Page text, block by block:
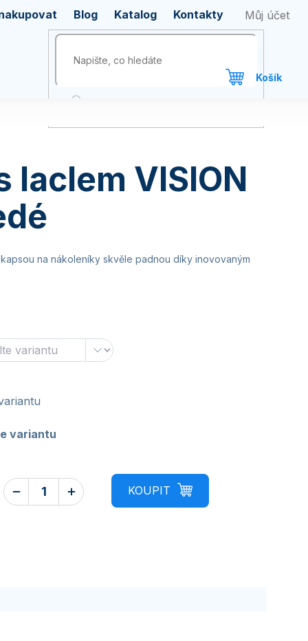
Blog Katalog Kontakty
laclem VISION
na nákoleníky skvěle padnou díky inovovaným
variantu